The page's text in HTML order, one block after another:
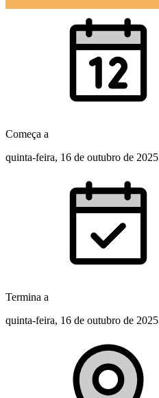
Começa a
quinta-feira, 16 de outubro de 2025
Termina a
quinta-feira, 16 de outubro de 2025